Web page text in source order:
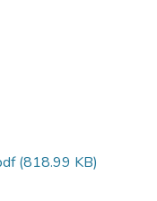
(818.99 KB)